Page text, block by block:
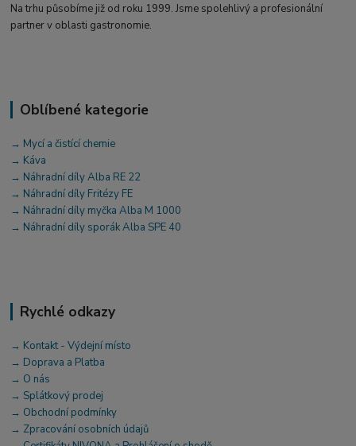
Na trhu působíme již od roku 1999. Jsme spolehlivý a profesionální
partner v oblasti gastronomie.
Oblíbené kategorie
→ Mycí a čistící chemie
→ Káva
→ Náhradní díly Alba RE 22
→ Náhradní díly Fritézy FE
→ Náhradní díly myčka Alba M 1000
→ Náhradní díly sporák Alba SPE 40
Rychlé odkazy
→ Kontakt - Výdejní místo
→ Doprava a Platba
→ O nás
→ Splátkový prodej
→ Obchodní podmínky
→ Zpracování osobních údajů